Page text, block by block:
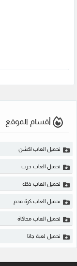
أقسام الموقع
تحميل العاب اكشن
تحميل العاب حرب
تحميل العاب ذكاء
تحميل العاب كرة قدم
تحميل العاب محاكاة
تحميل لعبة جاتا